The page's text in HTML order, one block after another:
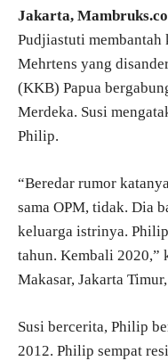
Jakarta,
Pudjiastuti
Mehrtens yang
(KKB) Papua
Merdeka. Susi
Philip.
“Beredar rumor
sama OPM, tidak. Dia
keluarga istrinya.
tahun. Kembali 2020,”
Makasar, Jakarta
Susi bercerita, Philip
2012. Philip sempat